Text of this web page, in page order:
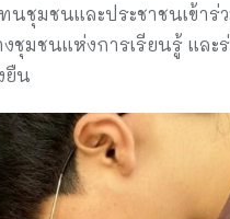
มชนและประชาชนเข้าร่ว
ชุมชนแห่งการเรียนรู้ แล
ยืน